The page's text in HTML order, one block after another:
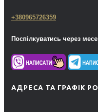
+380965726359
Поспілкуватись через
АДРЕСА ТА ГРАФІК